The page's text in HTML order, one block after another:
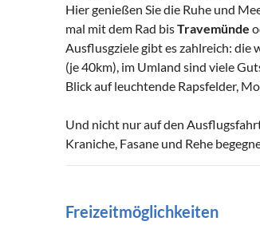
Hier genießen Sie die Ruhe und
mal mit dem Rad bisTravemünde
Ausflusgziele gibt es zahlreich: die
(je 40km), im Umland sind viele
Blick auf leuchtende Rapsfelder,
Und nicht nur auf den
Kraniche, Fasane und Rehe
Freizeitmöglichkeiten